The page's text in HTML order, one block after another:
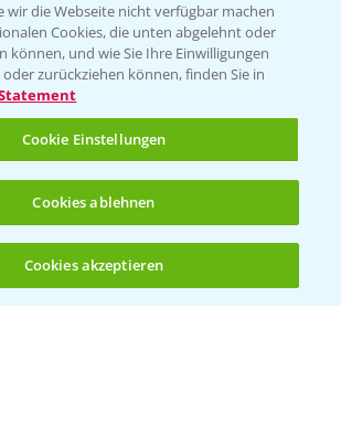
(noch 4)
Datenschutzerklärung
Deutschland GmbH
wir die Webseite nicht verfügbar machen
Cookies, die unten abgelehnt oder
können, und wie Sie Ihre Einwilligungen
zurückziehen können, finden Sie in
Cookie Einstellungen
Cookies ablehnen
Cookies akzeptieren